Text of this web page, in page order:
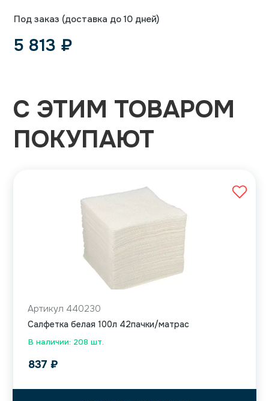
Под заказ (доставка до 10 дней)
5 813 ₽
С ЭТИМ ТОВАРОМ
ПОКУПАЮТ
В наличии: 208 шт.
Артикул 440230
Салфетка белая 100л 42пачки/матрас
837 ₽